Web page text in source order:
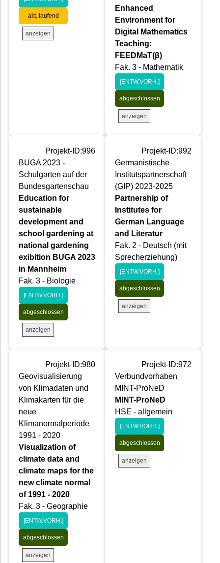
akt. laufend
anzeigen
Enhanced
Environment for
Digital Mathematics
Teaching:
FEEDMaT(β)
Fak. 3 - Mathematik
[ENTW.VORH.]
abgeschlossen
anzeigen
Projekt-ID:996
BUGA 2023 -
Schulgarten auf der
Bundesgartenschau
Education for
sustainable
development and
school gardening at
national gardening
exibition BUGA 2023
in Mannheim
Fak. 3 - Biologie
[ENTW.VORH.]
abgeschlossen
anzeigen
Projekt-ID:992
Germanistische
Institutspartnerschaft
(GIP) 2023-2025
Partnership of
Institutes for
German Language
and Literatur
Fak. 2 - Deutsch (mit
Sprecherziehung)
[ENTW.VORH.]
abgeschlossen
anzeigen
Projekt-ID:980
Geovisualisierung
von Klimadaten und
Klimakarten für die
neue
Klimanormalperiode
1991 - 2020
Visualization of
climate data and
climate maps for the
new climate normal
of 1991 - 2020
Fak. 3 - Geographie
[ENTW.VORH.]
abgeschlossen
anzeigen
Projekt-ID:972
Verbundvorhaben
MINT-ProNeD
MINT-ProNeD
HSE - allgemein
[ENTW.VORH.]
abgeschlossen
anzeigen